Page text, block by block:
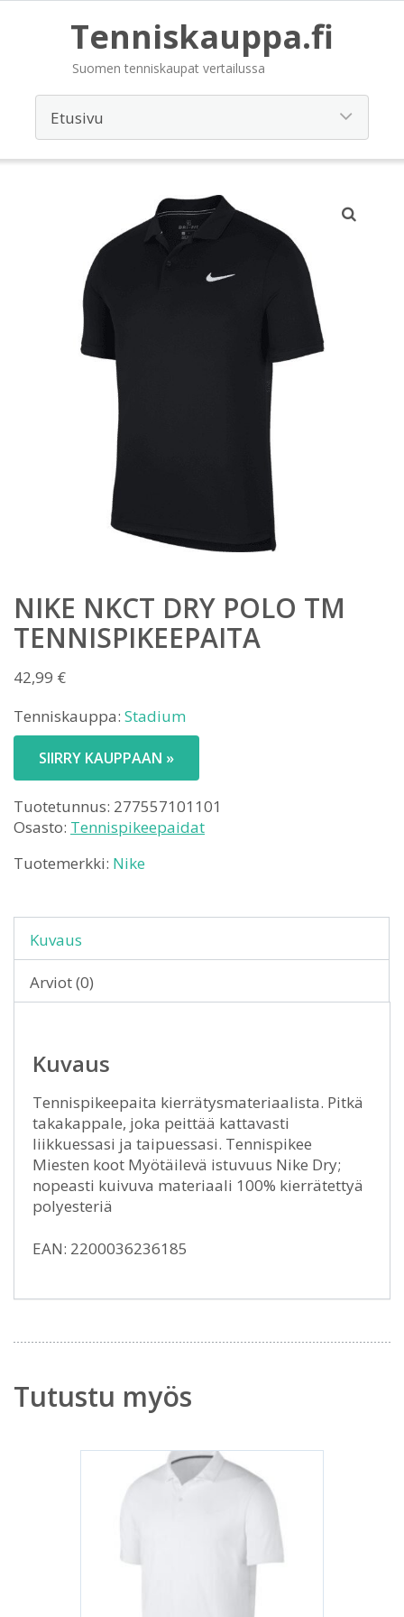
Tenniskauppa.fi
Suomen tenniskaupat vertailussa
NIKE NKCT DRY POLO TM
TENNISPIKEEPAITA
42,99 €
Tenniskauppa: Stadium
SIIRRY KAUPPAAN »
Tuotetunnus: 277557101101
Osasto: Tennispikeepaidat
Tuotemerkki: Nike
Kuvaus
Arviot (0)
Kuvaus
Tennispikeepaita kierrätysmateriaalista. Pitkä
takakappale, joka peittää kattavasti
liikkuessasi ja taipuessasi. Tennispikee
Miesten koot Myötäilevä istuvuus Nike Dry;
nopeasti kuivuva materiaali 100% kierrätettyä
polyesteriä
EAN: 2200036236185
Tutustu myös